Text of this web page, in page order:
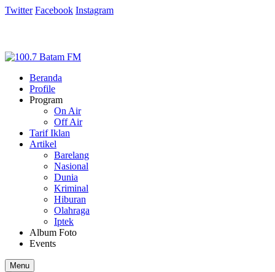
Twitter Facebook Instagram
Beranda
Profile
Program
On Air
Off Air
Tarif Iklan
Artikel
Barelang
Nasional
Dunia
Kriminal
Hiburan
Olahraga
Iptek
Album Foto
Events
Menu